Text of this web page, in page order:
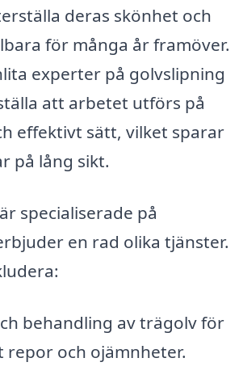
deras skönhet och
för många år framöver.
experter på golvslipning
att arbetet utförs på
effektivt sätt, vilket sparar
på lång sikt.
specialiserade på
en rad olika tjänster.
behandling av trägolv för
och ojämnheter.